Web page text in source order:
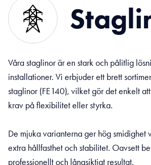
Våra staglinor är en stark och pålitlig
installationer. Vi erbjuder ett brett
staglinor (FE140), vilket gör det enkelt
krav på flexibilitet eller styrka.
De mjuka varianterna ger hög
extra hållfasthet och stabilitet. Oavsett
professionellt och långsiktigt resultat.